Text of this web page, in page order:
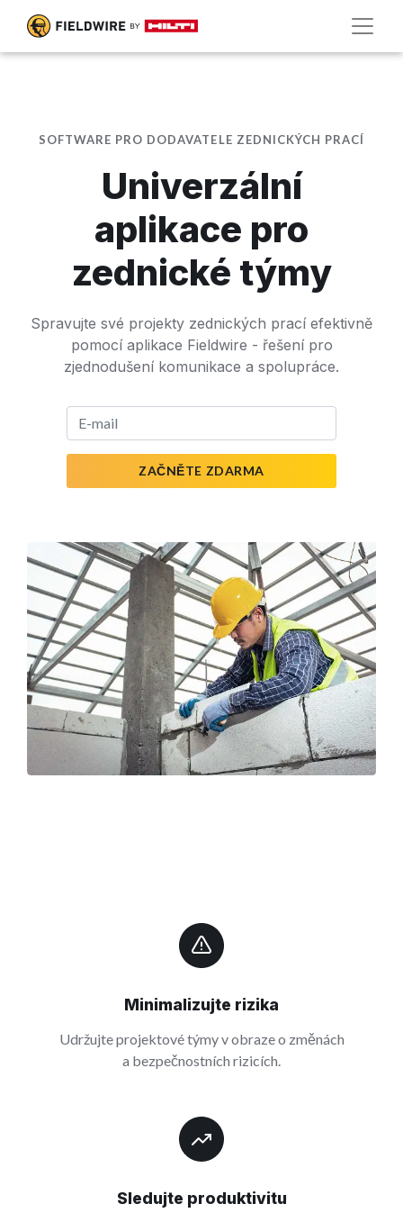
SOFTWARE PRO DODAVATELE ZEDNICKÝCH PRACÍ
Univerzální
aplikace pro
zednické týmy
Spravujte své projekty zednických prací efektivně
pomocí aplikace Fieldwire - řešení pro
zjednodušení komunikace a spolupráce.
ZAČNĚTE ZDARMA
Minimalizujte rizika
Udržujte projektové týmy v obraze o změnách
a bezpečnostních rizicích.
Sledujte produktivitu